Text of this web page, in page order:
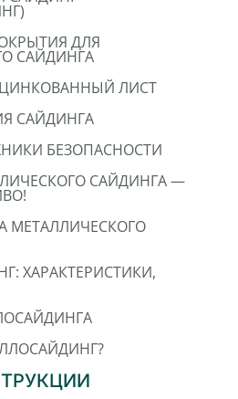
ДЛЯ
САЙДИНГА
ЛИСТ
САЙДИНГА
БЕЗОПАСНОСТИ
САЙДИНГА —
МЕТАЛЛИЧЕСКОГО
ХАРАКТЕРИСТИКИ,